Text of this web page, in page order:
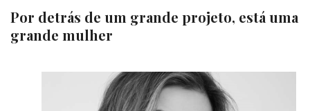
Por detrás de um grande projeto, está uma
grande mulher